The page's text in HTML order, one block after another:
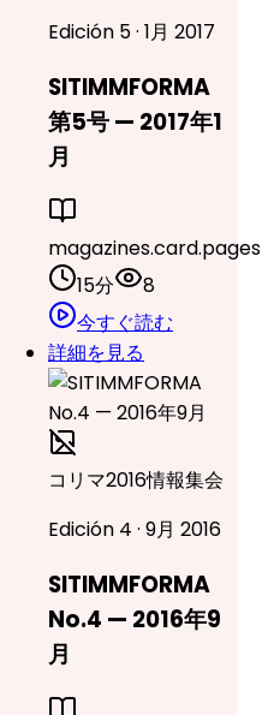
Edición 5 · 1月 2017
SITIMMFORMA
第5号 — 2017年1
月
magazines.card.pages
15分
8
今すぐ読む
詳細を見る
コリマ2016情報集会
Edición 4 · 9月 2016
SITIMMFORMA
No.4 — 2016年9
月